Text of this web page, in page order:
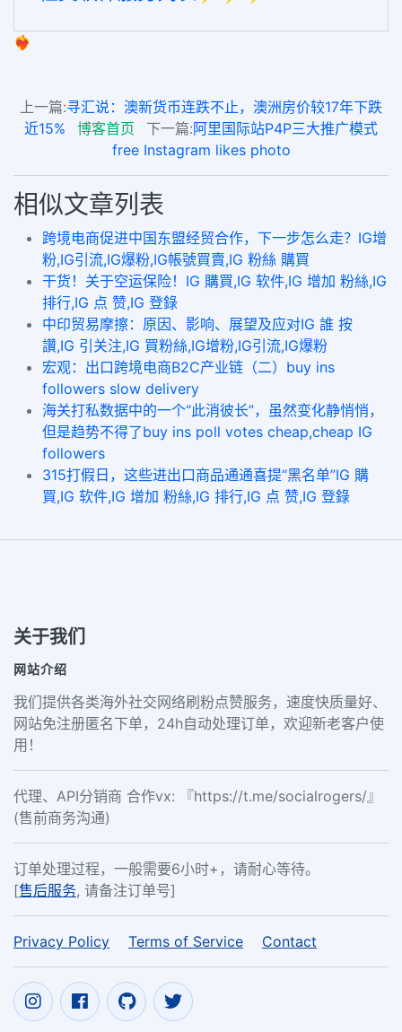
❤️‍🔥
上一篇:寻汇说：澳新货币连跌不止，澳洲房价较17年下跌
近15%
博客首页 下一篇:阿里国际站P4P三大推广模式
free Instagram likes photo
相似文章列表
跨境电商促进中国东盟经贸合作，下一步怎么走？IG增
粉,IG引流,IG爆粉,IG帳號買賣,IG 粉絲 購買
干货！关于空运保险！IG 購買,IG 软件,IG 增加 粉絲,IG
排行,IG 点 赞,IG 登錄
中印贸易摩擦：原因、影响、展望及应对IG 誰 按
讚,IG 引关注,IG 買粉絲,IG增粉,IG引流,IG爆粉
宏观：出口跨境电商B2C产业链（二）buy ins
followers slow delivery
海关打私数据中的一个“此消彼长”，虽然变化静悄悄，
但是趋势不得了buy ins poll votes cheap,cheap IG
followers
315打假日，这些进出口商品通通喜提“黑名单”IG 購
買,IG 软件,IG 增加 粉絲,IG 排行,IG 点 赞,IG 登錄
关于我们
网站介绍
我们提供各类海外社交网络刷粉点赞服务，速度快质量好、
网站免注册匿名下单，24h自动处理订单，欢迎新老客户使
用！
代理、API分销商 合作vx: 『https://t.me/socialrogers/』
(售前商务沟通)
订单处理过程，一般需要6小时+，请耐心等待。
[售后服务, 请备注订单号]
Privacy Policy Terms of Service Contact